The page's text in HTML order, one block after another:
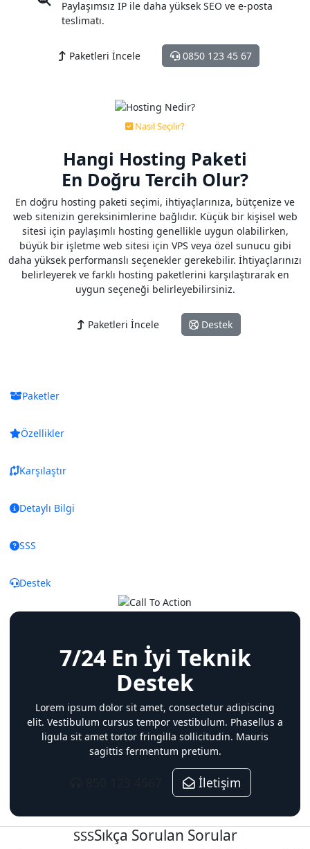
Paylaşımsız IP ile daha yüksek SEO ve e-posta
teslimatı.
Paketleri İncele 0850 123 45 67
Nasıl Seçilir?
Hangi Hosting Paketi
En Doğru Tercih Olur?
En doğru hosting paketi seçimi, ihtiyaçlarınıza, bütçenize ve
web sitenizin gereksinimlerine bağlıdır. Küçük bir kişisel web
sitesi için paylaşımlı hosting genellikle uygun olabilirken,
büyük bir işletme web sitesi için VPS veya özel sunucu gibi
daha yüksek performanslı seçenekler gerekebilir. İhtiyaçlarınızı
belirleyerek ve farklı hosting paketlerini karşılaştırarak en
uygun seçeneği belirleyebilirsiniz.
Paketleri İncele Destek
Paketler
Özellikler
Karşılaştır
Detaylı Bilgi
SSS
Destek
7/24 En İyi Teknik
Destek
Lorem ipsum dolor sit amet, consectetur adipiscing
elit. Vestibulum cursus tempor vestibulum. Phasellus a
ligula sit amet tortor fringilla sollicitudin. Mauris
sagittis fermentum pretium.
İletişim
SSSSıkça Sorulan Sorular